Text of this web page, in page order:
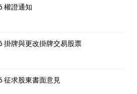
權證通知
掛牌與更改掛牌交易股票
征求股東書面意見